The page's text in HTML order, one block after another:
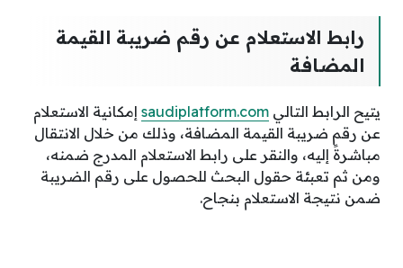
رابط الاستعلام عن رقم ضريبة القيمة
المضافة
يتيح الرابط التالي saudiplatform.com إمكانية الاستعلام
عن رقم ضريبة القيمة المضافة، وذلك من خلال الانتقال
مباشرةً إليه، والنقر على رابط الاستعلام المدرج ضمنه،
ومن ثم تعبئة حقول البحث للحصول على رقم الضريبة
ضمن نتيجة الاستعلام بنجاح.